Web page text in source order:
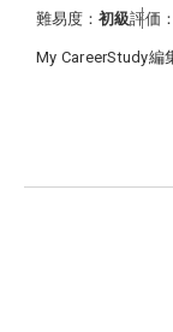
難易度： 初級評価：
My CareerStudy編